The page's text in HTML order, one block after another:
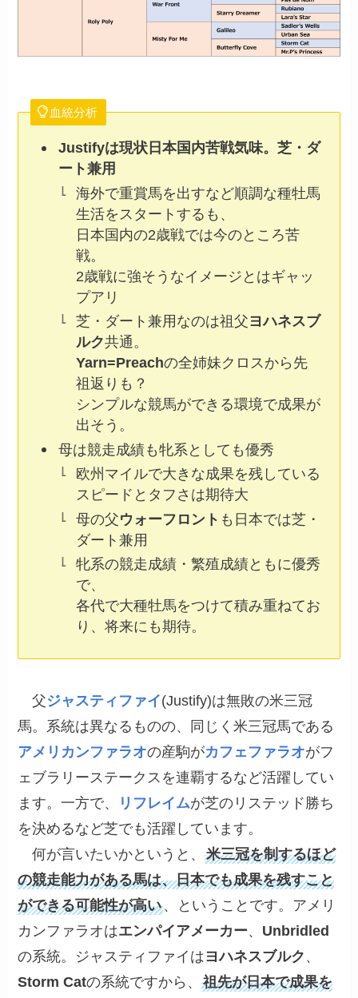
血統分析
Justifyは現状日本国内苦戦気味。芝・ダ
ート兼用
海外で重賞馬を出すなど順調な種牡馬
生活をスタートするも、
日本国内の2歳戦では今のところ苦
戦。
2歳戦に強そうなイメージとはギャッ
プアリ
芝・ダート兼用なのは祖父ヨハネスブ
ルク共通。
Yarn=Preachの全姉妹クロスから先
祖返りも？
シンプルな競馬ができる環境で成果が
出そう。
母は競走成績も牝系としても優秀
欧州マイルで大きな成果を残している
スピードとタフさは期待大
母の父ウォーフロント も日本では芝・
ダート兼用
牝系の競走成績・繁殖成績ともに優秀
で、
各代で大種牡馬をつけて積み重ねてお
り、将来にも期待。
父ジャスティファイ(Justify)は無敗の米三冠
馬。系統は異なるものの、同じく米三冠馬である
アメリカンファラオの産駒がカフェファラオがフ
ェブラリーステークスを連覇するなど活躍してい
ます。一方で、
リフレイムが芝のリステッド勝ち
を決めるなど芝でも活躍しています。
何が言いたいかというと、米三冠を制するほど
の競走能力がある馬は、日本でも成果を残すこと
ができる可能性が高い、ということです。アメリ
カンファラオはエンパイアメーカー、 Unbridled
の系統。ジャスティファイはヨハネスブルク 、
Storm Catの系統ですから、祖先が日本で成果を